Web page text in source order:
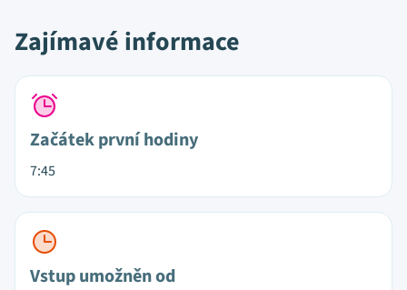
Zajímavé informace
Začátek první hodiny
7:45
Vstup umožněn od